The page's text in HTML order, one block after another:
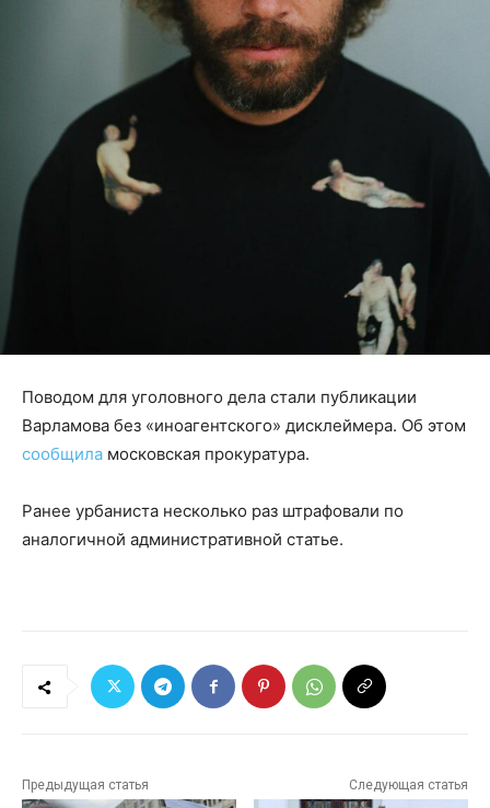
Поводом для уголовного дела стали публикации
Варламова без «иноагентского» дисклеймера. Об этом
сообщила московская прокуратура.
Ранее урбаниста несколько раз штрафовали по
аналогичной административной статье.
Предыдущая статья Следующая статья